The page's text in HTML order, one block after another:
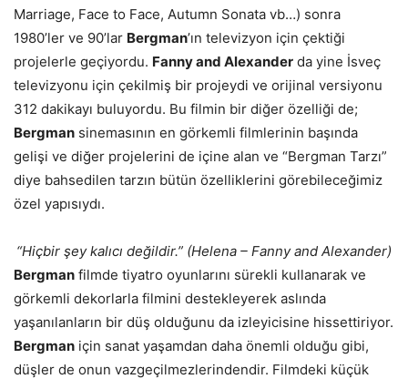
Marriage, Face to Face, Autumn Sonata vb…) sonra
1980’ler ve 90’lar Bergman’ın televizyon için çektiği
projelerle geçiyordu. Fanny and Alexander da yine İsveç
televizyonu için çekilmiş bir projeydi ve orijinal versiyonu
312 dakikayı buluyordu. Bu filmin bir diğer özelliği de;
Bergman sinemasının en görkemli filmlerinin başında
gelişi ve diğer projelerini de içine alan ve “Bergman Tarzı”
diye bahsedilen tarzın bütün özelliklerini görebileceğimiz
özel yapısıydı.
“Hiçbir şey kalıcı değildir.” (Helena – Fanny and Alexander)
Bergman filmde tiyatro oyunlarını sürekli kullanarak ve
görkemli dekorlarla filmini destekleyerek aslında
yaşanılanların bir düş olduğunu da izleyicisine hissettiriyor.
Bergman için sanat yaşamdan daha önemli olduğu gibi,
düşler de onun vazgeçilmezlerindendir. Filmdeki küçük